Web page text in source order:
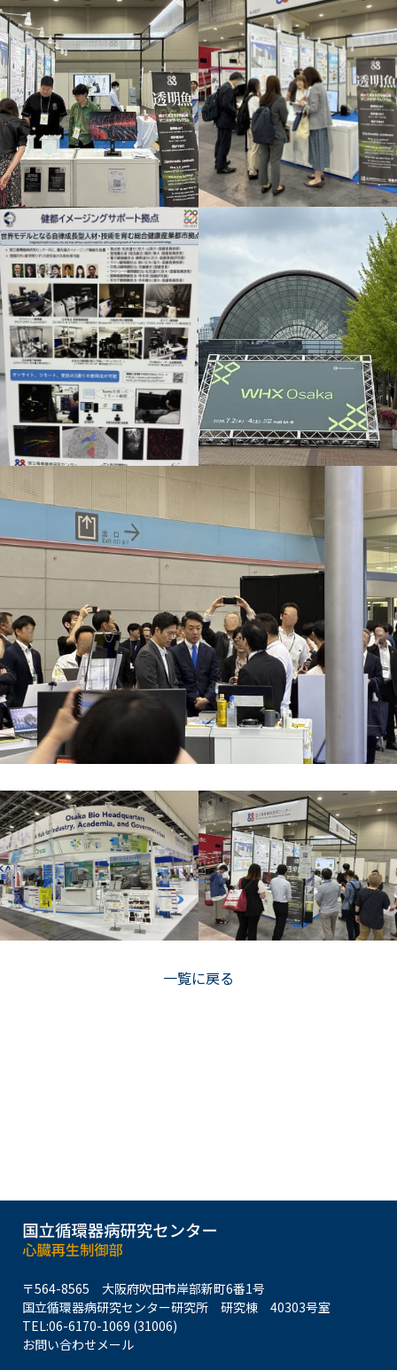
一覧に戻る
〒564-8565 大阪府吹田市岸部新町6番1号
国立循環器病研究センター研究所 研究棟 40303号室
TEL:06-6170-1069 (31006)
お問い合わせメール